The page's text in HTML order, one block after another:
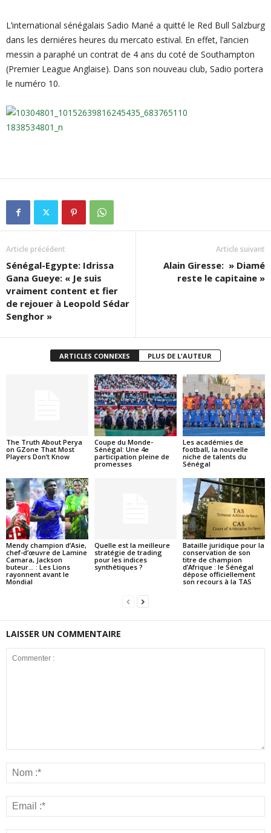
L’international sénégalais Sadio Mané a quitté le Red Bull Salzburg
dans les derniéres heures du mercato estival. En effet, l’ancien
messin a paraphé un contrat de 4 ans du coté de Southampton
(Premier League Anglaise). Dans son nouveau club, Sadio portera
le numéro 10.
Article précédent
Sénégal-Egypte: Idrissa
Gana Gueye: « Je suis
vraiment content et fier
de rejouer à Leopold Sédar
Senghor »
Article suivant
Alain Giresse: » Diamé
reste le capitaine »
ARTICLES CONNEXES PLUS DE L'AUTEUR
The Truth About Perya
on GZone That Most
Players Don’t Know
Coupe du Monde-
Sénégal: Une 4e
participation pleine de
promesses
Les académies de
football, la nouvelle
niche de talents du
Sénégal
Mendy champion d’Asie,
chef-d’œuvre de Lamine
Camara, Jackson
buteur… : Les Lions
rayonnent avant le
Mondial
Quelle est la meilleure
stratégie de trading
pour les indices
synthétiques ?
Bataille juridique pour la
conservation de son
titre de champion
d’Afrique : le Sénégal
dépose officiellement
son recours à la TAS
LAISSER UN COMMENTAIRE